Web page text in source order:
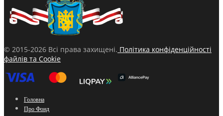
© 2015-2026 Всі права захищені. Політика конфіденційності
файлів та Cookie
Головна
Про Фонд